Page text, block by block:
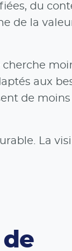
du
de la
aux
de
La